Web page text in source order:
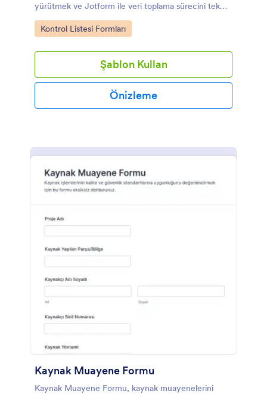
yürütmek ve Jotform ile veri toplama sürecini tek
yerde yönetmek isteyen işletmelere yardımcı olur.
Go to Category:
Kontrol Listesi Formları
Şablon Kullan
Önizleme
Kaynak Muayene Formu
Kaynak Muayene Formu, kaynak muayenelerini